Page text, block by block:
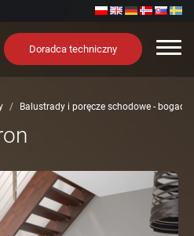
Doradca techniczny
Balustrady i poręcze schodowe -